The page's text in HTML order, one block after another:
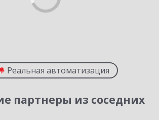
Реальная автоматизация
партнеры из соседних